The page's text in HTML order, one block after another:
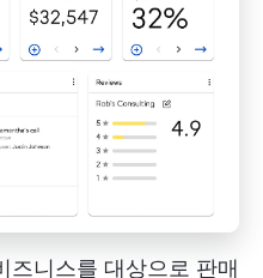
즈니스를 대상으로 판매